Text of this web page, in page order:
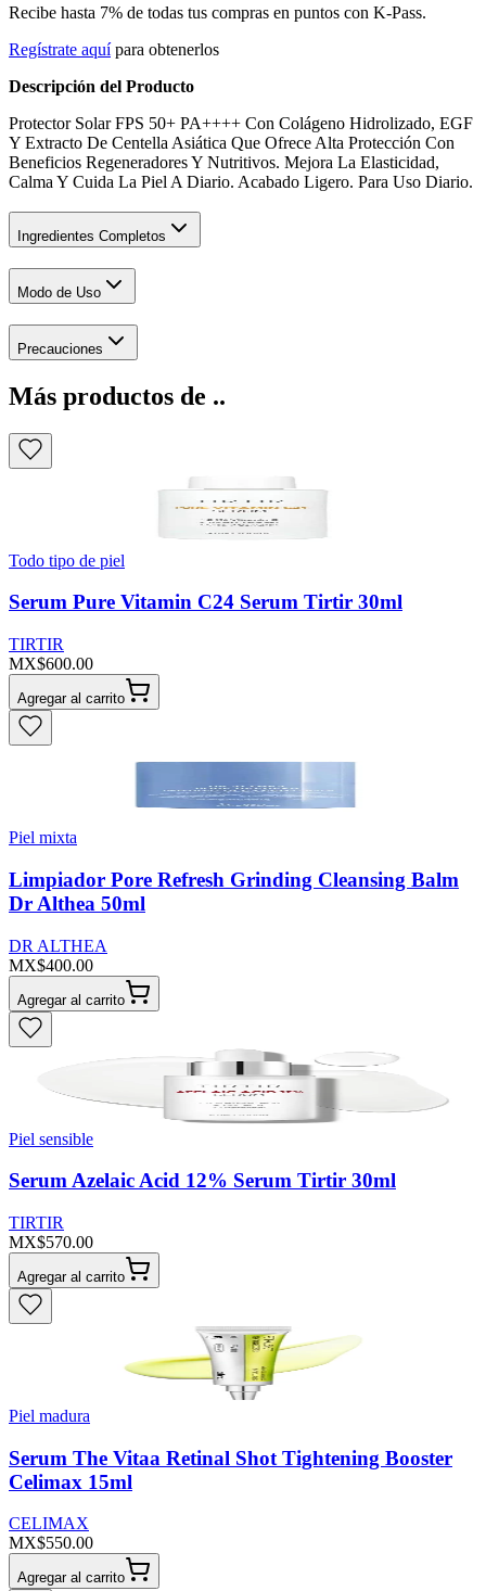
Recibe hasta 7% de todas tus compras en puntos con K-Pass.
Regístrate aquí para obtenerlos
Descripción del Producto
Protector Solar FPS 50+ PA++++ Con Colágeno Hidrolizado, EGF
Y Extracto De Centella Asiática Que Ofrece Alta Protección Con
Beneficios Regeneradores Y Nutritivos. Mejora La Elasticidad,
Calma Y Cuida La Piel A Diario. Acabado Ligero. Para Uso Diario.
Ingredientes Completos
Modo de Uso
Precauciones
Más productos de ..
Todo tipo de piel
Serum Pure Vitamin C24 Serum Tirtir 30ml
TIRTIR
MX$600.00
Agregar al carrito
Piel mixta
Limpiador Pore Refresh Grinding Cleansing Balm
Dr Althea 50ml
DR ALTHEA
MX$400.00
Agregar al carrito
Piel sensible
Serum Azelaic Acid 12% Serum Tirtir 30ml
TIRTIR
MX$570.00
Agregar al carrito
Piel madura
Serum The Vitaa Retinal Shot Tightening Booster
Celimax 15ml
CELIMAX
MX$550.00
Agregar al carrito